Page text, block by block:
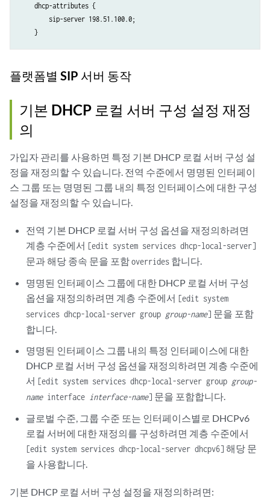
    dhcp-attributes {
        sip-server 198.51.100.0;
플랫폼별 SIP 서버 동작
기본 DHCP 로컬 서버 구성 설정 재정
의
가입자 관리를 사용하면 특정 기본 DHCP 로컬 서버 구성 설
정을 재정의할 수 있습니다. 전역 수준에서 명명된 인터페이
스 그룹 또는 명명된 그룹 내의 특정 인터페이스에 대한 구성
설정을 재정의할 수 있습니다.
전역 기본 DHCP 로컬 서버 구성 옵션을 재정의하려면
계층 수준에서 [edit system services dhcp-local-server]
문과 해당 종속 문을 포함overrides 합니다.
명명된 인터페이스 그룹에 대한 DHCP 로컬 서버 구성
옵션을 재정의하려면 계층 수준에서 [edit system
services dhcp-local-server group group-name] 문을 포함
합니다.
명명된 인터페이스 그룹 내의 특정 인터페이스에 대한
DHCP 로컬 서버 구성 옵션을 재정의하려면 계층 수준에
서 [edit system services dhcp-local-server group group-
nameinterface interface-name] 문을 포함합니다.
글로벌 수준, 그룹 수준 또는 인터페이스별로 DHCPv6
로컬 서버에 대한 재정의를 구성하려면 계층 수준에서
[edit system services dhcp-local-server dhcpv6] 해당 문
을 사용합니다.
기본 DHCP 로컬 서버 구성 설정을 재정의하려면: